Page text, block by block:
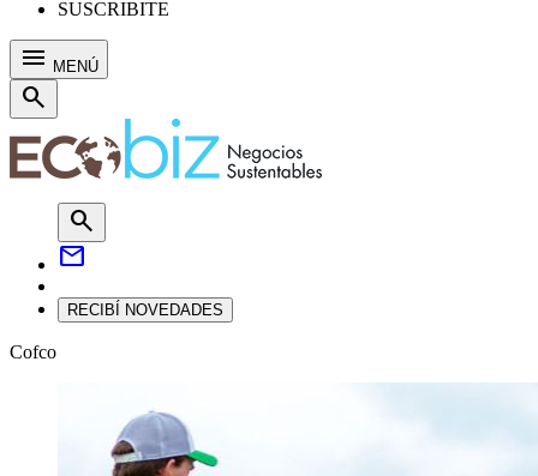
SUSCRIBITE
menu MENÚ
search
search
mail
RECIBÍ NOVEDADES
Cofco